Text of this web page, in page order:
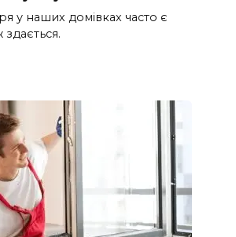
у наших домівках часто є